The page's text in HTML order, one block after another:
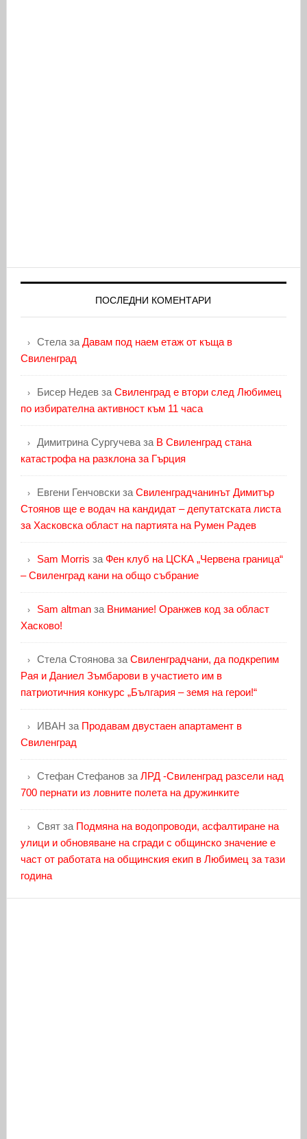
ПОСЛЕДНИ КОМЕНТАРИ
Стелаза Давам под наем етаж от къща в
Свиленград
Бисер Недевза Свиленград е втори след Любимец
по избирателна активност към 11 часа
Димитрина Сургучеваза В Свиленград стана
катастрофа на разклона за Гърция
Евгени Генчовскиза Свиленградчанинът Димитър
Стоянов ще е водач на кандидат – депутатската листа
за Хасковска област на партията на Румен Радев
Sam Morris за Фен клуб на ЦСКА „Червена граница“
– Свиленград кани на общо събрание
Sam altmanза Внимание! Оранжев код за област
Хасково!
Стела Стояноваза Свиленградчани, да подкрепим
Рая и Даниел Зъмбарови в участието им в
патриотичния конкурс „България – земя на герои!“
ИВАН за Продавам двустаен апартамент в
Свиленград
Стефан Стефановза ЛРД -Свиленград разсели над
700 пернати из ловните полета на дружинките
Святза Подмяна на водопроводи, асфалтиране на
улици и обновяване на сгради с общинско значение е
част от работата на общинския екип в Любимец за тази
година